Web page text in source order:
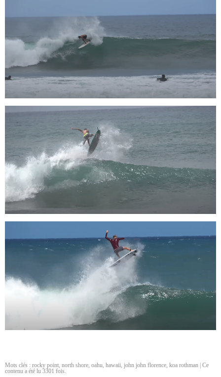
Mots clés : rocky point, north shore, oahu, hawaii, john john florence, koa rothman | Ce
contenu a été lu 3301 fois.